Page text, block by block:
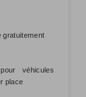
gratuitement
véhicules
place